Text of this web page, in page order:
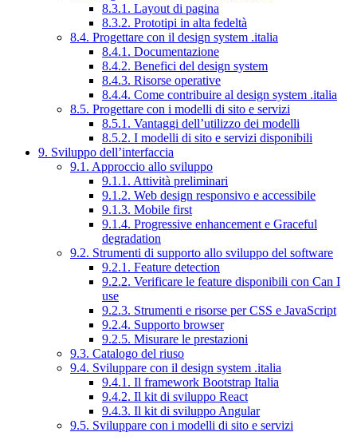
8.3.1. Layout di pagina
8.3.2. Prototipi in alta fedeltà
8.4. Progettare con il design system .italia
8.4.1. Documentazione
8.4.2. Benefici del design system
8.4.3. Risorse operative
8.4.4. Come contribuire al design system .italia
8.5. Progettare con i modelli di sito e servizi
8.5.1. Vantaggi dell’utilizzo dei modelli
8.5.2. I modelli di sito e servizi disponibili
9. Sviluppo dell’interfaccia
9.1. Approccio allo sviluppo
9.1.1. Attività preliminari
9.1.2. Web design responsivo e accessibile
9.1.3. Mobile first
9.1.4. Progressive enhancement e Graceful
degradation
9.2. Strumenti di supporto allo sviluppo del software
9.2.1. Feature detection
9.2.2. Verificare le feature disponibili con Can I
use
9.2.3. Strumenti e risorse per CSS e JavaScript
9.2.4. Supporto browser
9.2.5. Misurare le prestazioni
9.3. Catalogo del riuso
9.4. Sviluppare con il design system .italia
9.4.1. Il framework Bootstrap Italia
9.4.2. Il kit di sviluppo React
9.4.3. Il kit di sviluppo Angular
9.5. Sviluppare con i modelli di sito e servizi